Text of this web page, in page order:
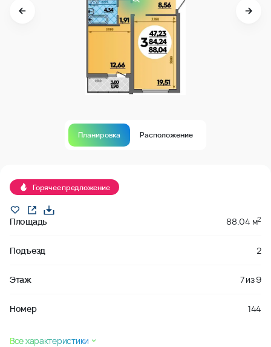
Планировка Расположение
Горячее предложение
Площадь 88.04 м2
Подъезд 2
Этаж 7из9
Номер 144
Все характеристики